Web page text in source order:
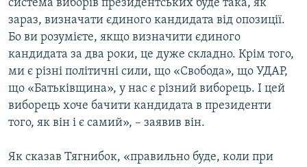
система виборів президентських буде така, як
зараз, визначати єдиного кандидата від опозиції.
Бо ви розумієте, якщо визначити єдиного
кандидата за два роки, це дуже складно. Крім того,
ми є різні політичні сили, що «Свобода», що УДАР,
що «Батьківщина», у нас є різний виборець. І цей
виборець хоче бачити кандидата в президенти
того, як він і є самий», – заявив він.
Як сказав Тягнибок, «правильно буде, коли при